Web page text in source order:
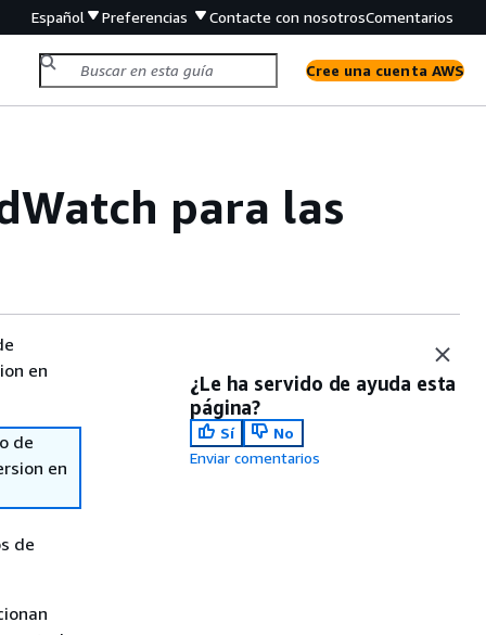
Español Preferencias Contacte con nosotrosComentarios
Cree una cuenta AWS
para las
en
de
en
de
¿Le ha servido de ayuda esta
página?
Sí
No
Enviar comentarios